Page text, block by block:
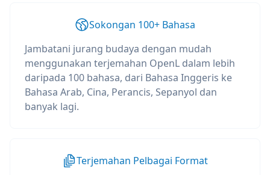
Sokongan 100+ Bahasa
Jambatani jurang budaya dengan mudah
menggunakan terjemahan OpenL dalam lebih
daripada 100 bahasa, dari Bahasa Inggeris ke
Bahasa Arab, Cina, Perancis, Sepanyol dan
banyak lagi.
Terjemahan Pelbagai Format